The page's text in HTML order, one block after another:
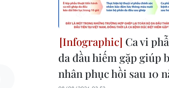
Ca vi
da đầu hiếm gặp giúp
nhân phục hồi sau 10